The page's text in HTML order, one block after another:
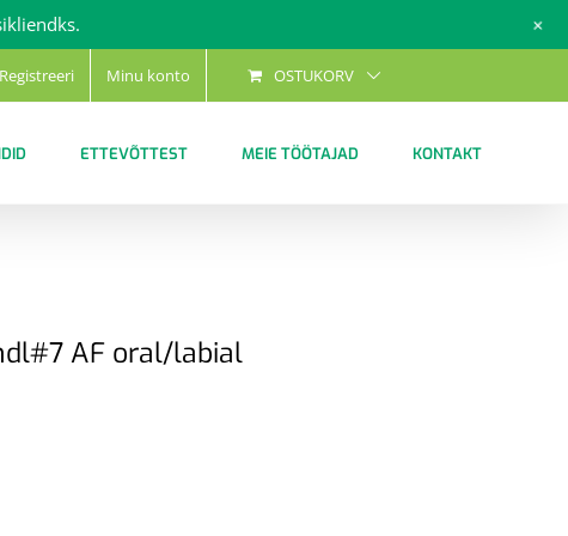
Registreeri Minu konto OSTUKORV
ETTEVÕTTEST MEIE TÖÖTAJAD KONTAKT
AF oral/labial
+